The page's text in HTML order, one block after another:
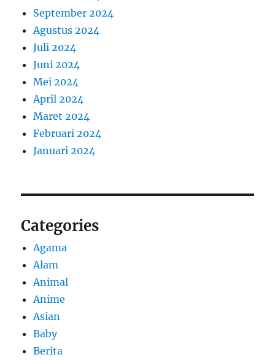
September 2024
Agustus 2024
Juli 2024
Juni 2024
Mei 2024
April 2024
Maret 2024
Februari 2024
Januari 2024
Categories
Agama
Alam
Animal
Anime
Asian
Baby
Berita